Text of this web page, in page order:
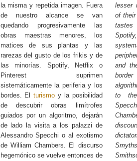
la misma y repetida imagen. Fuera
de nuestro alcance se van
quedando progresivamente las
obras maestras menores, los
matices de sus plantas y las
rarezas del gusto de los frikis y de
las minorías. Spotify, Netflix o
Pinterest suprimen
sistemáticamente la periferia y los
bordes. Elturismo y la posibilidad
de descubrir obras limítrofes
guiados por un algoritmo, dejarán
de lado la visita a los palazzi de
Alessandro Specchi o al exotismo
de William Chambers. El discurso
hegemónico se vuelve entonces de
lesser
of
tastes
and
to